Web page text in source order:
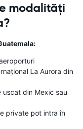
modalități
La Aurora din
uscat din Mexic sau
private pot intra în